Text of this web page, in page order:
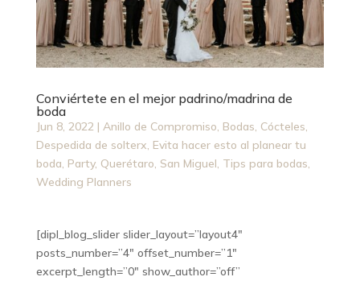
Conviértete en el mejor padrino/madrina de
boda
Jun 8, 2022 | Anillo de Compromiso, Bodas, Cócteles,
Despedida de solterx, Evita hacer esto al planear tu
boda, Party, Querétaro, San Miguel, Tips para bodas,
Wedding Planners
[dipl_blog_slider slider_layout=”layout4″
posts_number=”4″ offset_number=”1″
excerpt_length=”0″ show_author=”off”